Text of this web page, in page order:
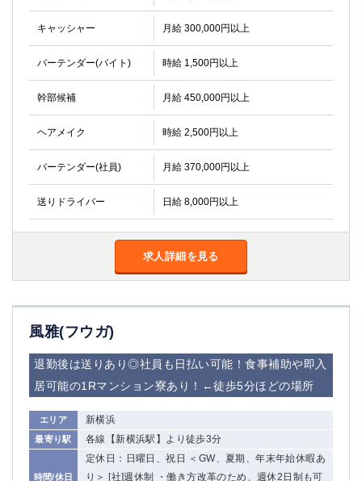
キャッシャー 月給 300,000円以上
バーテンダー(バイト) 時給 1,500円以上
幹部候補 月給 450,000円以上
ヘアメイク 時給 2,500円以上
バーテンダー(社員) 月給 370,000円以上
送りドライバー 日給 8,000円以上
求人詳細を見る
風雅(フウガ)
退勤後は送りあり◎社員も日払い可能！食事補助や即入
居可能の1Rマンション寮あり！←徒歩5分ほどの場所
エリア 新横浜
最寄り駅 各線【新横浜駅】より徒歩3分
時間/休日
定休日：日曜日、祝日 ＜GW、夏期、年末年始休暇あ
り＞ [社]週休制 ・働き方改革のため、週休2日制も可
獨協大学前＜草加松原＞
北浦和（西口）
春日部
川口
蕨
千葉県
船橋
津田沼
成田
千葉
西船橋
佐倉
茂原
松戸
本八幡
浦安
栃木県
宇都宮
東武宇都宮（宇都宮西口）
茨城県
土浦